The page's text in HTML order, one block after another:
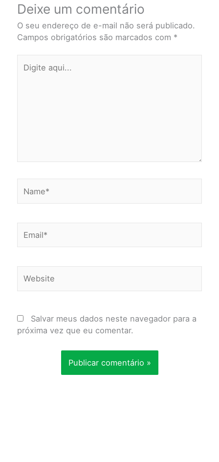
Deixe um comentário
O seu endereço de e-mail não será publicado.
Campos obrigatórios são marcados com *
aqui...
Salvar meus dados neste navegador para a
próxima vez que eu comentar.